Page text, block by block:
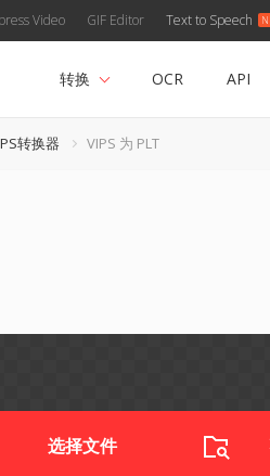
Video GIF Editor Text to Speech
转换 OCR API
转换器 VIPS 为 PLT
选择文件